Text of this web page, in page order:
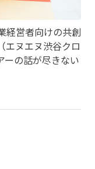
経営者向けの共創
エヌエヌ渋谷クロ
ーの話が尽きない